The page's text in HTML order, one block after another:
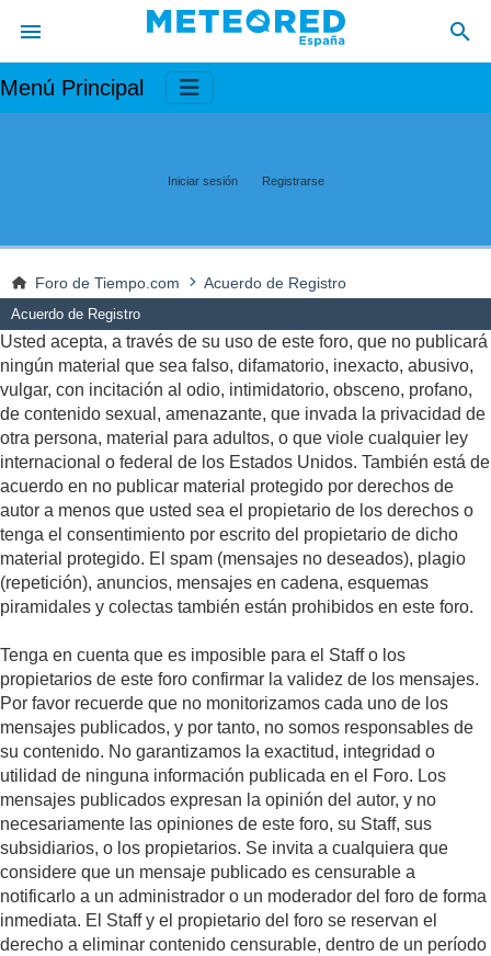
Menú Principal
Iniciar sesión Registrarse
Foro de Tiempo.com Acuerdo de Registro
Acuerdo de Registro
Usted acepta, a través de su uso de este foro, que no publicará
ningún material que sea falso, difamatorio, inexacto, abusivo,
vulgar, con incitación al odio, intimidatorio, obsceno, profano,
de contenido sexual, amenazante, que invada la privacidad de
otra persona, material para adultos, o que viole cualquier ley
internacional o federal de los Estados Unidos. También está de
acuerdo en no publicar material protegido por derechos de
autor a menos que usted sea el propietario de los derechos o
tenga el consentimiento por escrito del propietario de dicho
material protegido. El spam (mensajes no deseados), plagio
(repetición), anuncios, mensajes en cadena, esquemas
piramidales y colectas también están prohibidos en este foro.
Tenga en cuenta que es imposible para el Staff o los
propietarios de este foro confirmar la validez de los mensajes.
Por favor recuerde que no monitorizamos cada uno de los
mensajes publicados, y por tanto, no somos responsables de
su contenido. No garantizamos la exactitud, integridad o
utilidad de ninguna información publicada en el Foro. Los
mensajes publicados expresan la opinión del autor, y no
necesariamente las opiniones de este foro, su Staff, sus
subsidiarios, o los propietarios. Se invita a cualquiera que
considere que un mensaje publicado es censurable a
notificarlo a un administrador o un moderador del foro de forma
inmediata. El Staff y el propietario del foro se reservan el
derecho a eliminar contenido censurable, dentro de un período